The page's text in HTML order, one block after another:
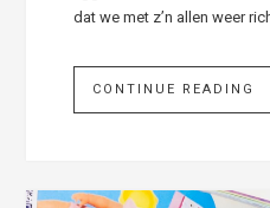
dat we met z’n allen weer
CONTINUE READING